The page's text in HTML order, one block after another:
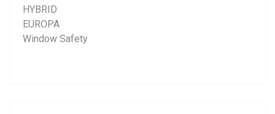
HYBRID
EUROPA
Window Safety